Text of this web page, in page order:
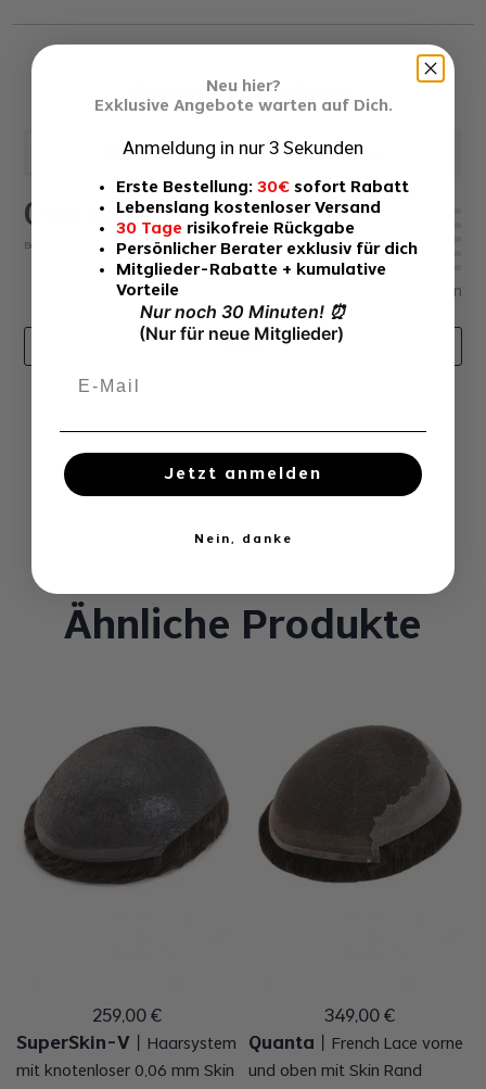
Product Reviews
Reviews Questions
0
Based On Reviews
Bewertungen
Filter
keine Fragen zu diesem Toupet
Ähnliche Produkte
259,00 €
SuperSkin-V
Haarsystem
mit knotenloser 0,06 mm Skin
349,00 €
Quanta
French Lace vorne
und oben mit Skin Rand
Neu hier?
Exklusive Angebote warten auf Dich.
Anmeldung in nur 3 Sekunden
Erste Bestellung: 30€ sofort Rabatt
Lebenslang kostenloser Versand
30 Tage risikofreie Rückgabe
Persönlicher Berater exklusiv für dich
Mitglieder-Rabatte + kumulative
Vorteile
Nur noch 30 Minuten! ⏰
(Nur für neue Mitglieder)
Jetzt anmelden
Nein, danke